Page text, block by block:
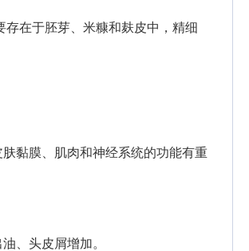
在于胚芽、米糠和麸皮中，精细
黏膜、肌肉和神经系统的功能有重
、头皮屑增加。